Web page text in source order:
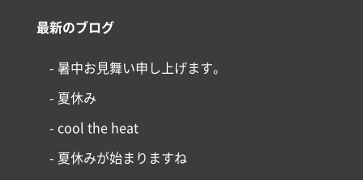
最新のブログ
- 暑中お見舞い申し上げます。
- 夏休み
- cool the heat
- 夏休みが始まりますね